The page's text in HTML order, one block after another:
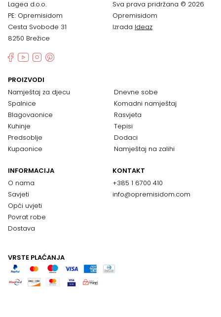
Lagea d.o.o.
PE: Opremisidom
Cesta Svobode 31
8250 Brežice
Sva prava pridržana © 2026
Opremisidom
Izrada Ideaz
PROIZVODI
Namještaj za djecu
Spalnice
Blagovaonice
Kuhinje
Predsoblje
Kupaonice
Dnevne sobe
Komadni namještaj
Rasvjeta
Tepisi
Dodaci
Namještaj na zalihi
INFORMACIJA
O nama
Savjeti
Opći uvjeti
Povrat robe
Dostava
KONTAKT
+385 1 6700 410
info@opremisidom.com
VRSTE PLAĆANJA